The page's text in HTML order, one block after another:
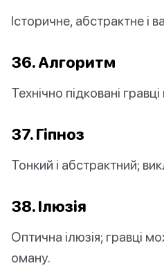
Історичне, абстрактне і
36. Алгоритм
Технічно підковані
37. Гіпноз
Тонкий і абстрактний;
38. Ілюзія
Оптична ілюзія; гравці
оману.